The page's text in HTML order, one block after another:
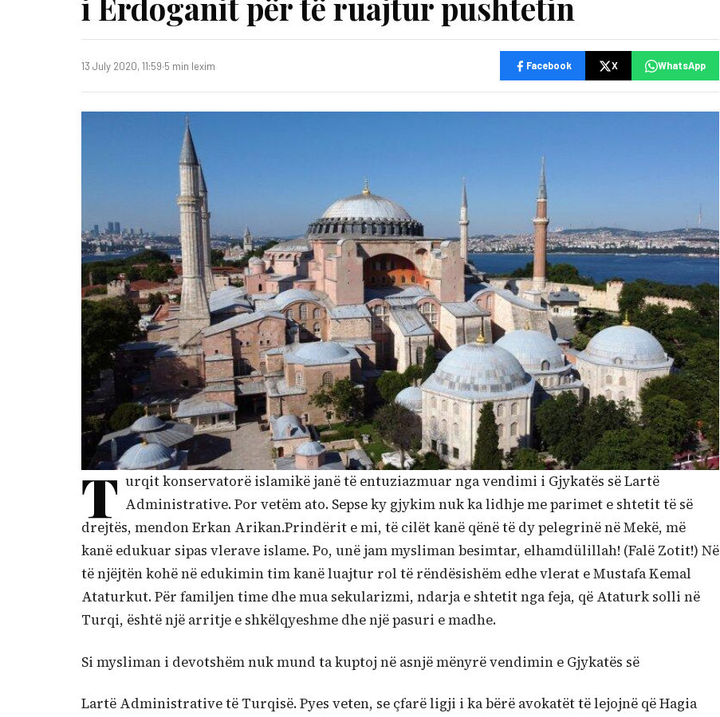
13 July 2020, 11:59·5 min lexim Facebook X WhatsApp
T urqit konservatorë islamikë janë të entuziazmuar nga vendimi i Gjykatës së Lartë
Administrative. Por vetëm ato. Sepse ky gjykim nuk ka lidhje me parimet e shtetit të së
drejtës, mendon Erkan Arikan.Prindërit e mi, të cilët kanë qënë të dy pelegrinë në Mekë, më
kanë edukuar sipas vlerave islame. Po, unë jam mysliman besimtar, elhamdülillah! (Falë Zotit!) Në
të njëjtën kohë në edukimin tim kanë luajtur rol të rëndësishëm edhe vlerat e Mustafa Kemal
Ataturkut. Për familjen time dhe mua sekularizmi, ndarja e shtetit nga feja, që Ataturk solli në
Turqi, është një arritje e shkëlqyeshme dhe një pasuri e madhe.
Si mysliman i devotshëm nuk mund ta kuptoj në asnjë mënyrë vendimin e Gjykatës së
Lartë Administrative të Turqisë. Pyes veten, se çfarë ligji i ka bërë avokatët të lejojnë që Hagia